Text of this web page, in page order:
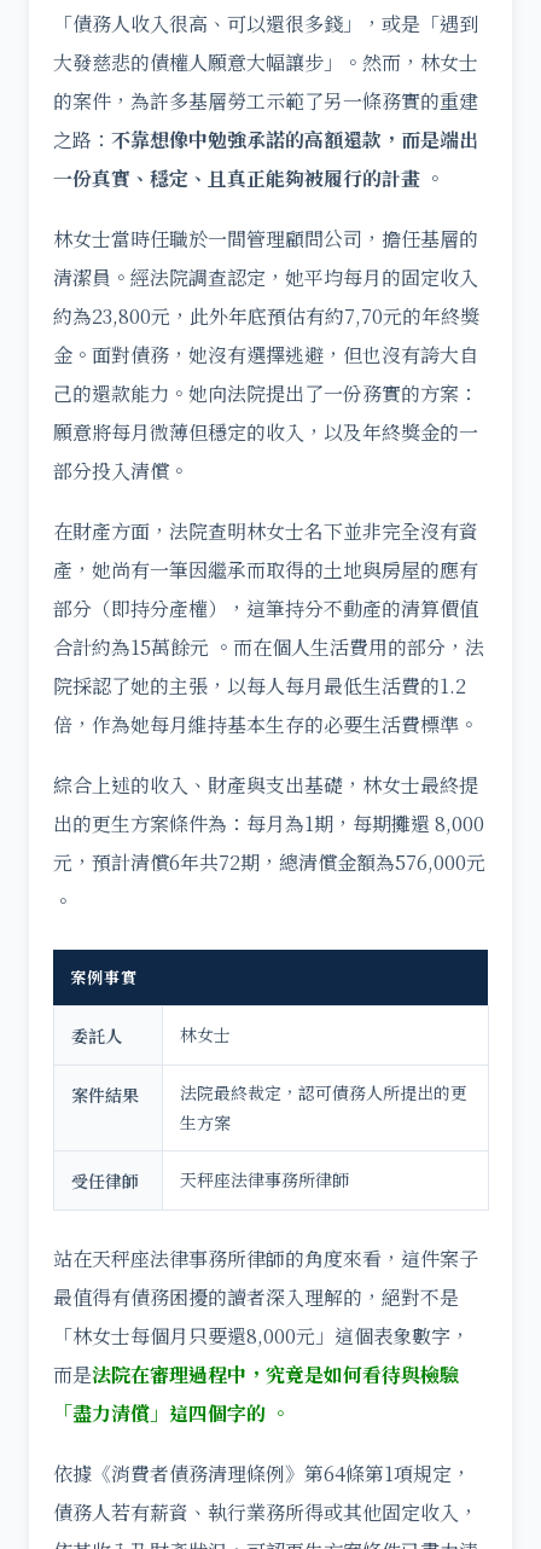
「債務人收入很高、可以還很多錢」，或是「遇到
大發慈悲的債權人願意大幅讓步」。然而，林女士
的案件，為許多基層勞工示範了另一條務實的重建
之路： 不靠想像中勉強承諾的高額還款，而是端出
一份真實、穩定、且真正能夠被履行的計畫 。
林女士當時任職於一間管理顧問公司，擔任基層的
清潔員。經法院調查認定，她平均每月的固定收入
約為23,800元，此外年底預估有約7,70元的年終獎
金。面對債務，她沒有選擇逃避，但也沒有誇大自
己的還款能力。她向法院提出了一份務實的方案：
願意將每月微薄但穩定的收入，以及年終獎金的一
部分投入清償。
在財產方面，法院查明林女士名下並非完全沒有資
產，她尚有一筆因繼承而取得的土地與房屋的應有
部分（即持分產權），這筆持分不動產的清算價值
合計約為15萬餘元 。而在個人生活費用的部分，法
院採認了她的主張，以每人每月最低生活費的1.2
倍，作為她每月維持基本生存的必要生活費標準。
綜合上述的收入、財產與支出基礎，林女士最終提
出的更生方案條件為：每月為1期，每期攤還 8,000
元，預計清償6年共72期，總清償金額為576,000元
。
案例事實
委託人 林女士
案件結果
法院最終裁定，認可債務人所提出的更
生方案
受任律師 天秤座法律事務所律師
站在天秤座法律事務所律師的角度來看，這件案子
最值得有債務困擾的讀者深入理解的，絕對不是
「林女士每個月只要還8,000元」這個表象數字，
而是法院在審理過程中，究竟是如何看待與檢驗
「盡力清償」這四個字的 。
依據《消費者債務清理條例》第64條第1項規定，
債務人若有薪資、執行業務所得或其他固定收入，